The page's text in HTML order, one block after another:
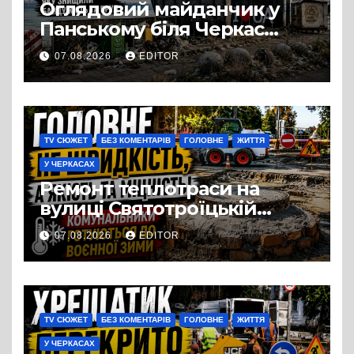
Оглядовий майданчик у
Панському біля Черкас
перетворився на занедбане
сміттєзвалище
07.08.2026 EDITOR
TV СЮЖЕТ БЕЗ КОМЕНТАРІВ ГОЛОВНЕ ЖИТТЯ
У ЧЕРКАСАХ
Ремонт теплотраси на
вулиці Святотроїцькій
затягнувся порівняно із
запланованими термінами.
Вулицю досі не відкрили
для руху
07.08.2026 EDITOR
TV СЮЖЕТ БЕЗ КОМЕНТАРІВ ГОЛОВНЕ ЖИТТЯ
У ЧЕРКАСАХ